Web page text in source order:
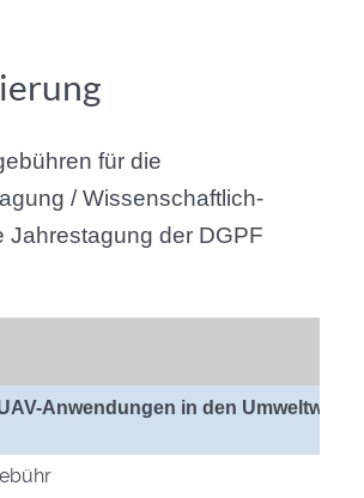
für die
/ Wissenschaftlich-
Jahrestagung der DGPF
Anwendungen in den